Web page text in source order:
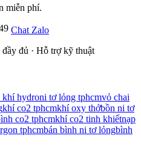
miễn phí.
Chat Zalo
đủ · Hỗ trợ kỹ thuật
khí hydroni tơ lỏng tphcmvỏ chai
khí co2 tphcmkhí oxy thởbồn ni tơ
co2 tphcmkhí co2 tinh khiếtnạp
tphcmbán bình ni tơ lỏngbình